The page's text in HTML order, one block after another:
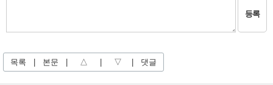
등록
목록 본문 △ ▽ 댓글